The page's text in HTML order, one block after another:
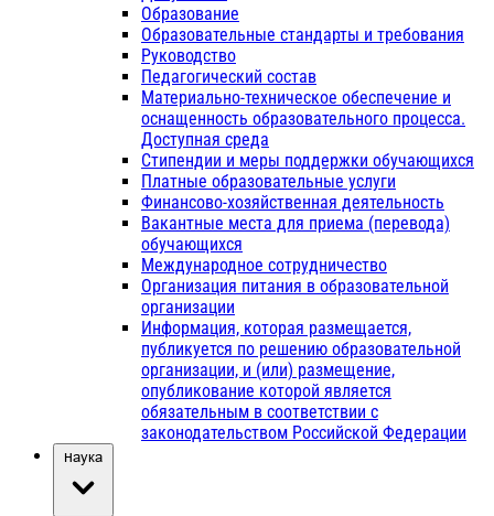
Образование
Образовательные стандарты и требования
Руководство
Педагогический состав
Материально-техническое обеспечение и
оснащенность образовательного процесса.
Доступная среда
Стипендии и меры поддержки обучающихся
Платные образовательные услуги
Финансово-хозяйственная деятельность
Вакантные места для приема (перевода)
обучающихся
Международное сотрудничество
Организация питания в образовательной
организации
Информация, которая размещается,
публикуется по решению образовательной
организации, и (или) размещение,
опубликование которой является
обязательным в соответствии с
законодательством Российской Федерации
Наука